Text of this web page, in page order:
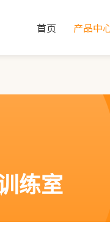
首页 产品中
练室